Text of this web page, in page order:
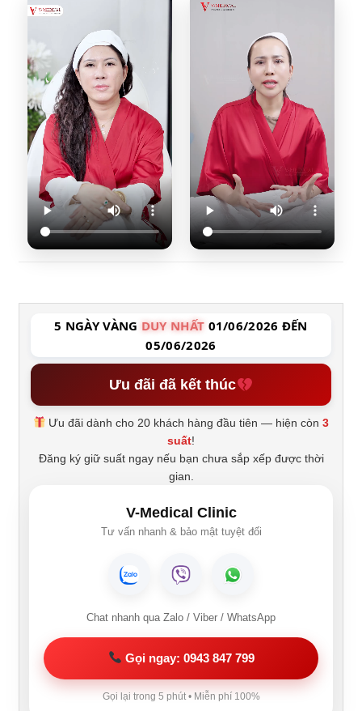
5 NGÀY VÀNG DUY NHẤT 01/06/2026 ĐẾN
05/06/2026
Ưu đãi đã kết thúc
Ưu đãi dành cho 20 khách hàng đầu tiên — hiện còn3
suất!
Đăng ký giữ suất ngay nếu bạn chưa sắp xếp được thời
gian.
V-Medical Clinic
Tư vấn nhanh & bảo mật tuyệt đối
Chat nhanh qua Zalo / Viber / WhatsApp
Gọi ngay: 0943 847 799
Gọi lại trong 5 phút • Miễn phí 100%